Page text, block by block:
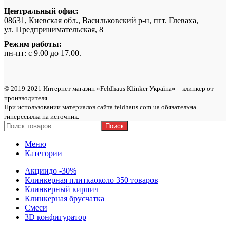
Центральный офис:
08631, Киевская обл., Васильковский р-н, пгт. Глеваха,
ул. Предпринимательская, 8
Режим работы:
пн-пт: с 9.00 до 17.00.
© 2019-2021 Интернет магазин «Feldhaus Klinker Україна» – клинкер от
производителя.
При использовании материалов сайта feldhaus.com.ua обязательна
гиперссылка на источник.
Поиск
Меню
Категории
Акциидо -30%
Клинкерная плиткаоколо 350 товаров
Клинкерный кирпич
Клинкерная брусчатка
Смеси
3D конфигуратор